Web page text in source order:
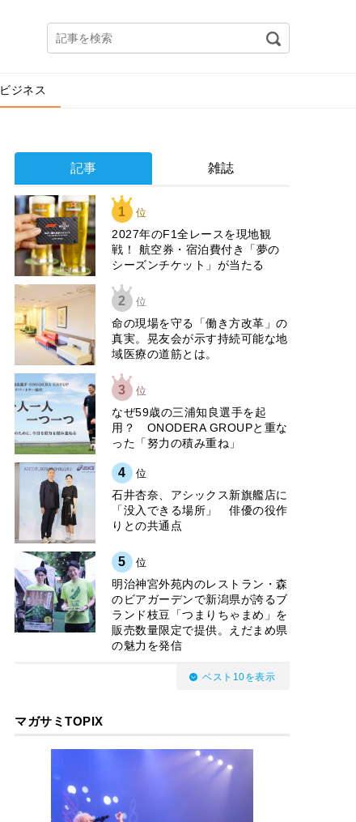
ビジネス
記事 雑誌
1 位
2027年のF1全レースを現地観
戦！ 航空券・宿泊費付き「夢の
シーズンチケット」が当たる
2 位
​命の現場を守る「働き方改革」の
真実。晃友会が示す持続可能な地
域医療の道筋とは。
3 位
なぜ59歳の三浦知良選手を起
用？ ONODERA GROUPと重な
った「努力の積み重ね」
4 位
石井杏奈、アシックス新旗艦店に
「没入できる場所」 俳優の役作
りとの共通点
5 位
明治神宮外苑内のレストラン・森
のビアガーデンで新潟県が誇るブ
ランド枝豆「つまりちゃまめ」を
販売数量限定で提供。えだまめ県
の魅力を発信
ベスト10を表示
マガサミTOPIX